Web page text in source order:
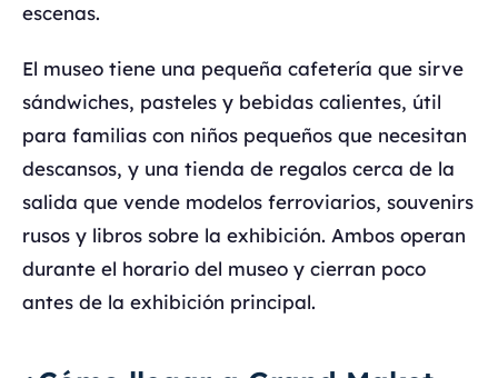
escenas.
El museo tiene una pequeña cafetería que sirve
sándwiches, pasteles y bebidas calientes, útil
para familias con niños pequeños que necesitan
descansos, y una tienda de regalos cerca de la
salida que vende modelos ferroviarios, souvenirs
rusos y libros sobre la exhibición. Ambos operan
durante el horario del museo y cierran poco
antes de la exhibición principal.